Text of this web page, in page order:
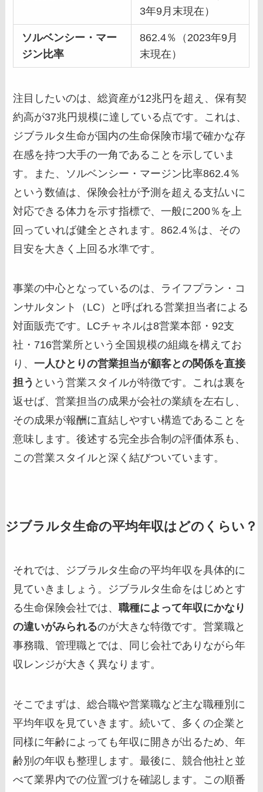
3年9月末現在）
ソルベンシー・マー
ジン比率
862.4％（2023年9月
末現在）
注目したいのは、総資産が12兆円を超え、保有契
約高が37兆円規模に達している点です。これは、
ジブラルタ生命が国内の生命保険市場で確かな存
在感を持つ大手の一角であることを示していま
す。また、ソルベンシー・マージン比率862.4％
という数値は、保険会社が予測を超える支払いに
対応できる体力を示す指標で、一般に200％を上
回っていれば健全とされます。862.4％は、その
目安を大きく上回る水準です。
事業の中心となっているのは、ライフプラン・コ
ンサルタント（LC）と呼ばれる営業担当者による
対面販売です。LCチャネルは8営業本部・92支
社・716営業所という全国規模の組織を構えてお
り、一人ひとりの営業担当が顧客との関係を直接
担う という営業スタイルが特徴です。これは裏を
返せば、営業担当の成果が会社の業績を左右し、
その成果が報酬に直結しやすい構造であることを
意味します。後述する完全歩合制の評価体系も、
この営業スタイルと深く結びついています。
ジブラルタ生命の平均年収はどのくらい？
それでは、ジブラルタ生命の平均年収を具体的に
見ていきましょう。ジブラルタ生命をはじめとす
る生命保険会社では、職種によって年収にかなり
の違いがみられるのが大きな特徴です。営業職と
事務職、管理職とでは、同じ会社でありながら年
収レンジが大きく異なります。
そこでまずは、総合職や営業職など主な職種別に
平均年収を見ていきます。続いて、多くの企業と
同様に年齢によっても年収に開きが出るため、年
齢別の年収も整理します。最後に、競合他社と並
べて業界内での位置づけを確認します。この順番